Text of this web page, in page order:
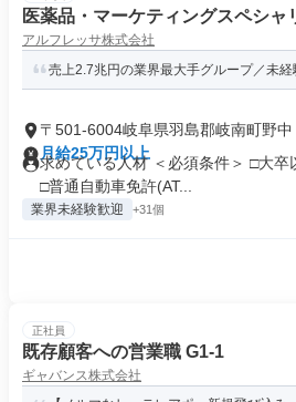
医薬品・マーケティングスペシャ
アルフレッサ株式会社
売上2.7兆円の業界最大手グループ／未
〒501-6004岐阜県羽島郡岐南町野中
月給25万円以上
求めている人材 ＜必須条件＞ □大卒
□普通自動車免許(AT...
業界未経験歓迎 +31個
正社員
既存顧客への営業職 G1-1
ギャバンス株式会社